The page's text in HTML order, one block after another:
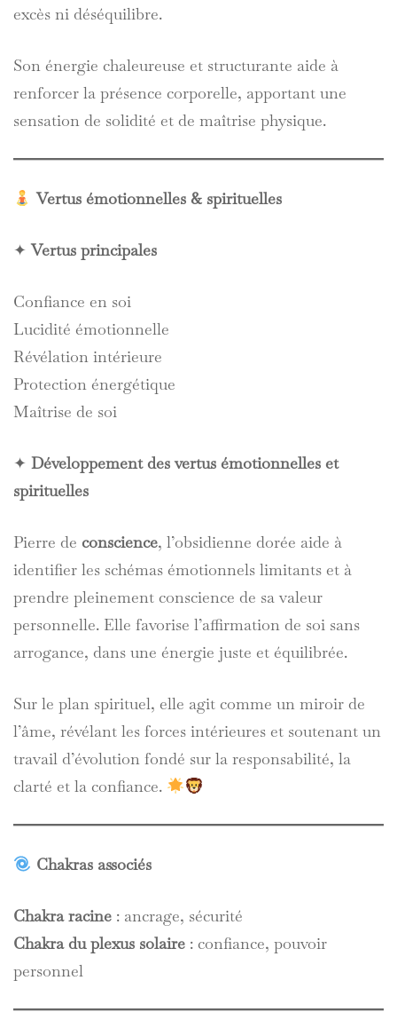
excès ni déséquilibre.
Son énergie chaleureuse et structurante aide à
renforcer la présence corporelle, apportant une
sensation de solidité et de maîtrise physique.
Vertus émotionnelles & spirituelles
✦Vertus principales
Confiance en soi
Lucidité émotionnelle
Révélation intérieure
Protection énergétique
Maîtrise de soi
✦ Développement des vertus émotionnelles et
spirituelles
Pierre de conscience, l’obsidienne dorée aide à
identifier les schémas émotionnels limitants et à
prendre pleinement conscience de sa valeur
personnelle. Elle favorise l’affirmation de soi sans
arrogance, dans une énergie juste et équilibrée.
Sur le plan spirituel, elle agit comme un miroir de
l’âme, révélant les forces intérieures et soutenant un
travail d’évolution fondé sur la responsabilité, la
clarté et la confiance.
Chakras associés
Chakra racine : ancrage, sécurité
Chakra du plexus solaire : confiance, pouvoir
personnel